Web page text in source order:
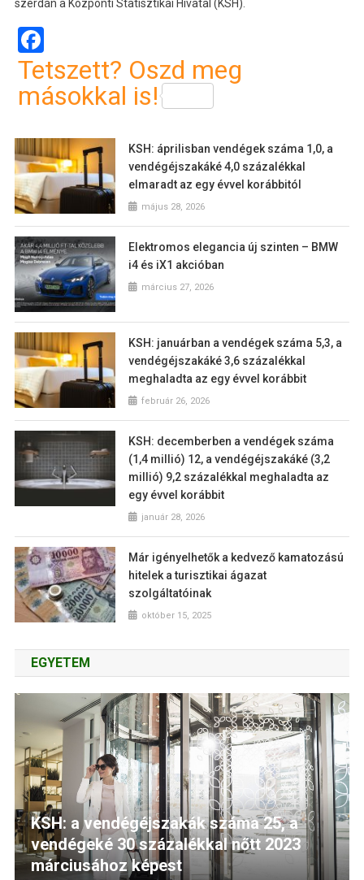
szerdán a Központi Statisztikai Hivatal (KSH).
Tetszett? Oszd meg
másokkal is!
KSH: áprilisban vendégek száma 1,0, a
vendégéjszakáké 4,0 százalékkal
elmaradt az egy évvel korábbitól
május 28, 2026
Elektromos elegancia új szinten – BMW
i4 és iX1 akcióban
március 27, 2026
KSH: januárban a vendégek száma 5,3, a
vendégéjszakáké 3,6 százalékkal
meghaladta az egy évvel korábbit
február 26, 2026
KSH: decemberben a vendégek száma
(1,4 millió) 12, a vendégéjszakáké (3,2
millió) 9,2 százalékkal meghaladta az
egy évvel korábbit
január 28, 2026
Már igényelhetők a kedvező kamatozású
hitelek a turisztikai ágazat
szolgáltatóinak
október 15, 2025
EGYETEM
KSH: a vendégéjszakák száma 25, a
vendégeké 30 százalékkal nőtt 2023
márciusához képest